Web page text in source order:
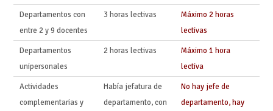
Departamentos con
entre 2 y 9 docentes
3 horas lectivas
Máximo 2 horas
lectivas
Departamentos
unipersonales
2 horas lectivas
Máximo 1 hora
lectiva
Actividades
complementarias y
Había jefatura de
departamento, con
No hay jefe de
departamento, hay